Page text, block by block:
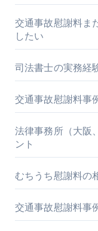
交通事故慰謝料ま
したい
司法書士の実務経
交通事故慰謝料事
法律事務所（大阪
ント
むちうち慰謝料の
交通事故慰謝料事